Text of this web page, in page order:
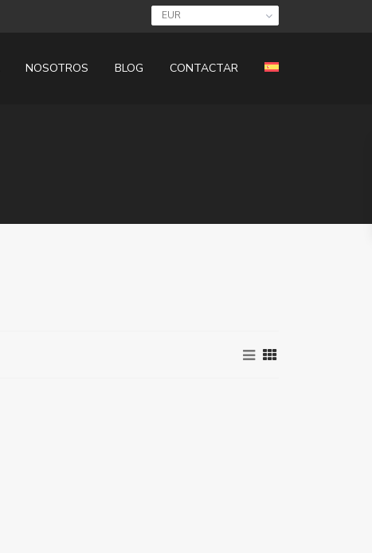
EUR
NOSOTROS BLOG CONTACTAR